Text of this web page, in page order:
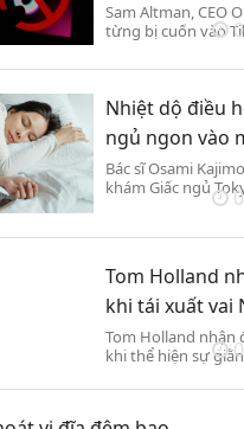
Sam Altman, CEO
từng bị cuốn vào
cùng vẫn xóa ứng
Nhiệt dộ điều
ngủ ngon vào
Bác sĩ Osami
khám Giấc ngủ
hòa 24-25 độ C
thể để giảm mệt
Tom Holland
khi tái xuất vai
Tom Holland nhận
khi thể hiện sự
Man: Brand New